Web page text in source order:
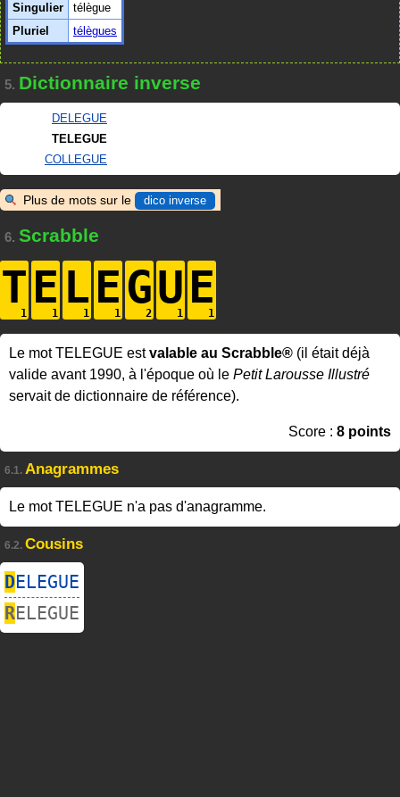
Singulier
télègue
Pluriel
télègues
5. Dictionnaire inverse
DELEGUE
TELEGUE
COLLEGUE
Plus de mots sur le dico inverse
6. Scrabble
TE LEGUE
Le mot TELEGUE estvalable au Scrabble® (il était déjà
valide avant 1990, à l'époque où le Petit Larousse Illustré
servait de dictionnaire de référence).
Score : 8 points
6.1. Anagrammes
Le mot TELEGUE n'a pas d'anagramme.
6.2. Cousins
DELEGUE
RELEGUE